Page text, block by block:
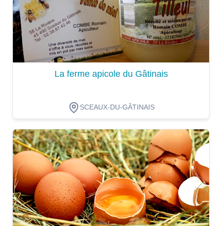
La ferme apicole du Gâtinais
SCEAUX-DU-GÂTINAIS
Dégustation